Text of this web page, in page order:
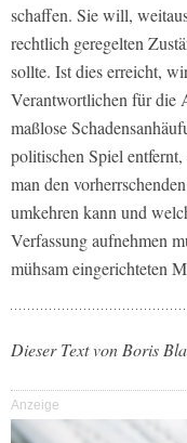
schaffen. Sie will,
rechtlich geregelten
sollte. Ist dies erreicht,
Verantwortlichen für die
maßlose
politischen Spiel
man den
umkehren kann und
Verfassung aufnehmen
mühsam eingerichteten
Dieser Text von Boris
Anzeige